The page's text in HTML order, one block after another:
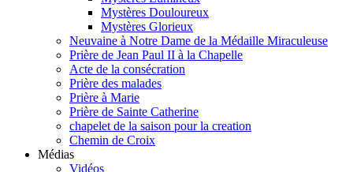
Mystères Douloureux
Mystères Glorieux
Neuvaine à Notre Dame de la Médaille Miraculeuse
Prière de Jean Paul II à la Chapelle
Acte de la consécration
Prière des malades
Prière à Marie
Prière de Sainte Catherine
chapelet de la saison pour la creation
Chemin de Croix
Médias
Vidéos